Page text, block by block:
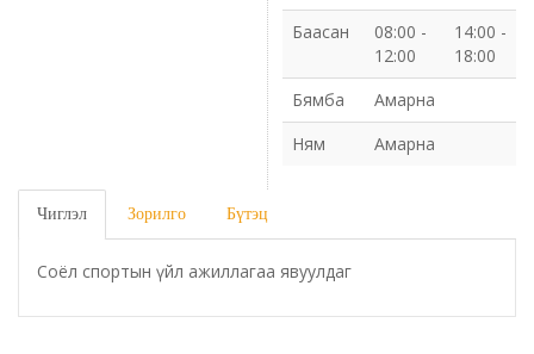
Орон нутгийн Өмчийн газар
Орхон аймаг дахь Гаалийн газар
Орхон аймгийн Байгаль орчны газар
Санхүүгийн хяналт, дотоод аудитын газар
Стандарт, хэмжил зүйн хэлтэс
Баасан
08:00 -
12:00
14:00 -
18:00
Бямба
Амарна
Ням
Амарна
Чиглэл Зорилго Бүтэц
Соёл спортын үйл ажиллагаа явуулдаг